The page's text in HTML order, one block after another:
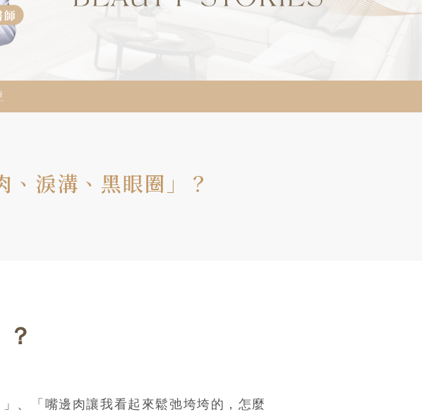
、淚溝、黑眼圈」？
、「嘴邊肉讓我看起來鬆弛垮垮的，怎麼